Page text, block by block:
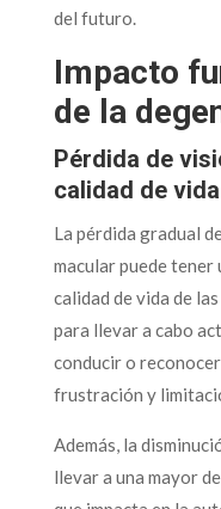
del futuro.
Impacto
de la
Pérdida de
calidad de vida
La pérdida gradual
macular puede
calidad de vida de
para llevar a cabo
conducir o
frustración y
Además, la
llevar a una mayor